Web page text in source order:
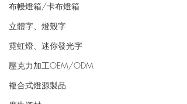
布幔燈箱/卡布燈箱
立體字、燈殼字
霓虹燈、迷你發光字
壓克力加工OEM/ODM
複合式燈源製品